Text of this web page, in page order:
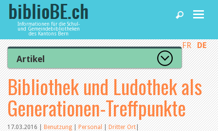
Informationen für die Schul-
und Gemeindebibliotheken
des Kantons Bern
Home
News und Fachbeiträge
Bibliotheken
FR DE
Artikel
Zur Artikelübersicht
Lesenswert
Gut bewertet
Kategorien
Aus dem Amt für Kultur
Aus der Kommission
Bibliothek und Ludothek als
Generationen-Treffpunkte
17.03.2016|Benutzung|Personal|Dritter Ort|